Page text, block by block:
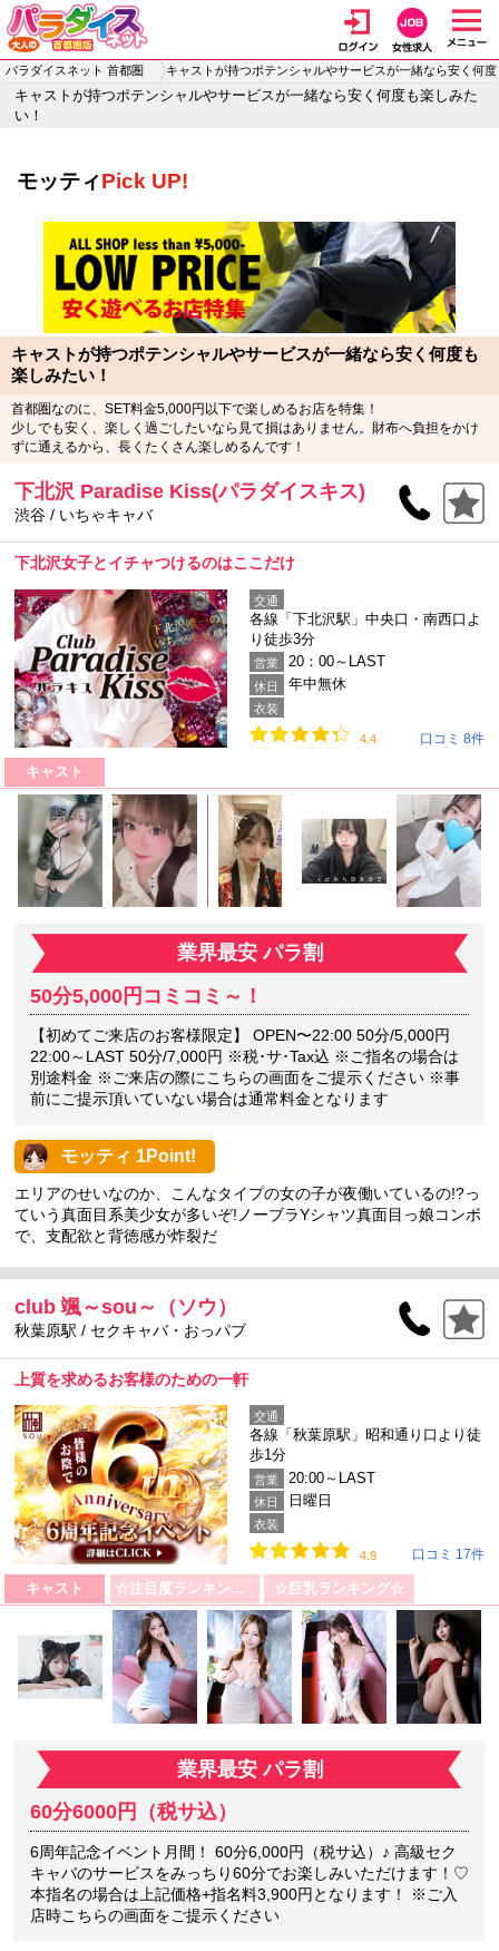
パラダイスネット 首都圏 キャストが持つポテンシャルやサービスが一緒なら安く何
キャストが持つポテンシャルやサービスが一緒なら安く何度も楽しみた
い！
モッティPick UP!
キャストが持つポテンシャルやサービスが一緒なら安く何度も
楽しみたい！
首都圏なのに、SET料金5,000円以下で楽しめるお店を特集！
少しでも安く、楽しく過ごしたいなら見て損はありません。財布へ負担をかけ
ずに通えるから、長くたくさん楽しめるんです！
下北沢 Paradise Kiss(パラダイスキス)
渋谷 / いちゃキャバ
下北沢女子とイチャつけるのはここだけ
交通
各線「下北沢駅」中央口・南西口よ
り徒歩3分
営業 20：00～LAST
休日 年中無休
衣装
4.4 口コミ 8件
キャスト
業界最安 パラ割
50分5,000円コミコミ～！
【初めてご来店のお客様限定】 OPEN〜22:00 50分/5,000円
22:00～LAST 50分/7,000円 ※税･サ･Tax込 ※ご指名の場合は
別途料金 ※ご来店の際にこちらの画面をご提示ください ※事
前にご提示頂いていない場合は通常料金となります
モッティ 1Point!
エリアのせいなのか、こんなタイプの女の子が夜働いているの!?っ
ていう真面目系美少女が多いぞ!ノーブラYシャツ真面目っ娘コンボ
で、支配欲と背徳感が炸裂だ
club 颯～sou～（ソウ）
秋葉原駅 / セクキャバ・おっパブ
上質を求めるお客様のための一軒
交通
各線「秋葉原駅」昭和通り口より徒
歩1分
営業 20:00～LAST
休日 日曜日
衣装
4.9 口コミ 17件
キャスト ☆注目度ランキング☆ ☆巨乳ランキング☆
業界最安 パラ割
60分6000円（税サ込）
6周年記念イベント月間！ 60分6,000円（税サ込）♪ 高級セク
キャバのサービスをみっちり60分でお楽しみいただけます！♡
本指名の場合は上記価格+指名料3,900円となります！ ※ご入
店時こちらの画面をご提示ください